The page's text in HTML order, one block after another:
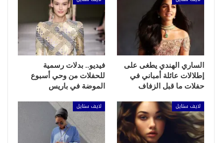
الساري الهندي يطغى على
إطلالات عائلة أمباني في
حفلات ما قبل الزفاف
فيديو.. بدلات رسمية
للحفلات من وحي أسبوع
الموضة في باريس
لايف ستايل لايف ستايل